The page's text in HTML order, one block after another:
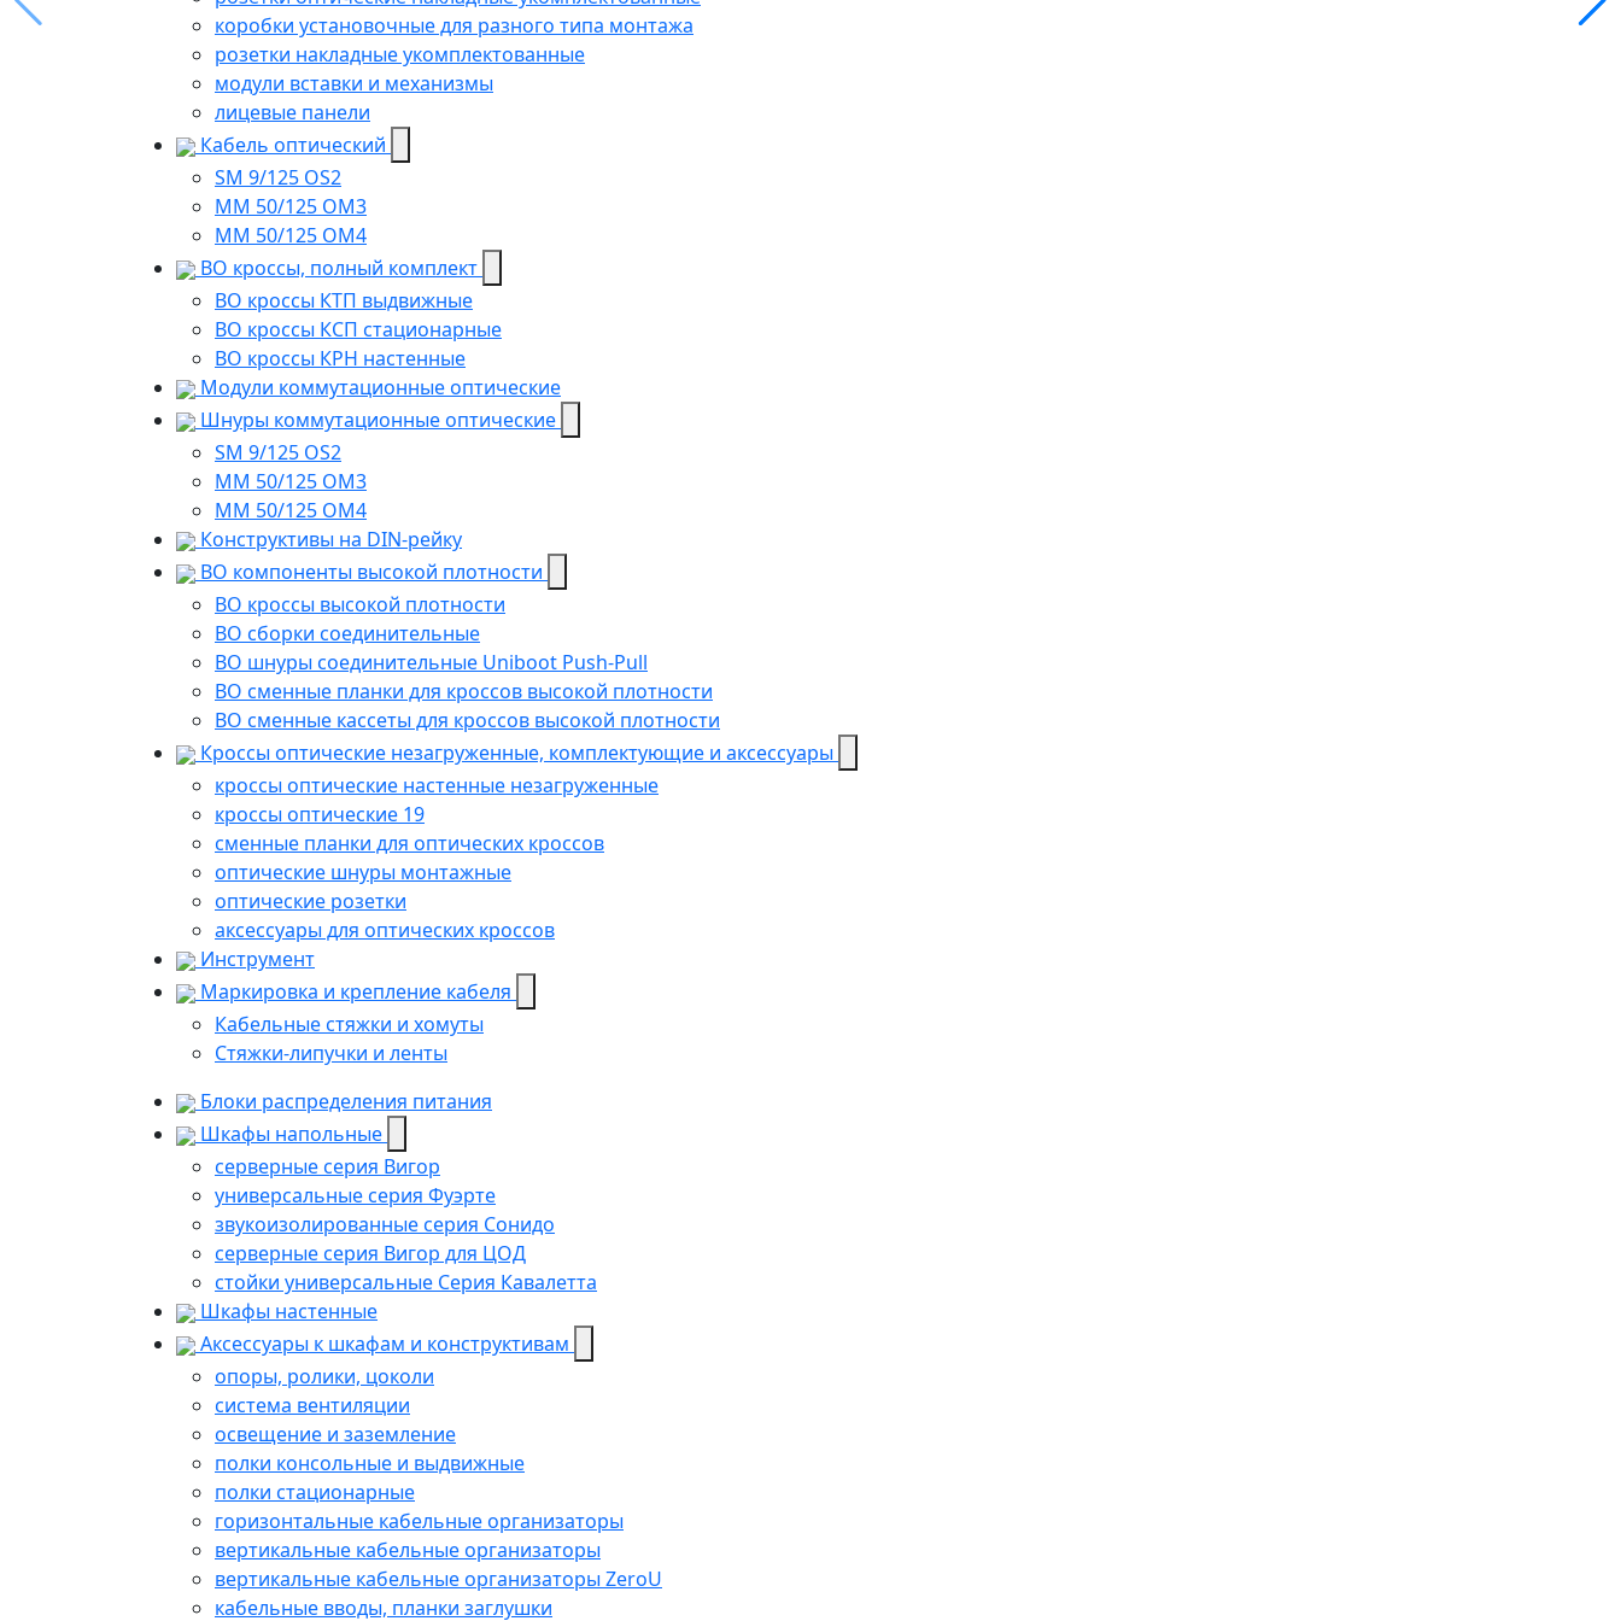
коробки установочные для разного типа монтажа
розетки накладные укомплектованные
модули вставки и механизмы
лицевые панели
Кабель оптический
SM 9/125 OS2
MM 50/125 OM3
MM 50/125 OM4
ВО кроссы, полный комплект
ВО кроссы КТП выдвижные
ВО кроссы КСП стационарные
ВО кроссы КРН настенные
Модули коммутационные оптические
Шнуры коммутационные оптические
SM 9/125 OS2
MM 50/125 OM3
MM 50/125 OM4
Конструктивы на DIN-рейку
ВО компоненты высокой плотности
ВО кроссы высокой плотности
ВО сборки соединительные
ВО шнуры соединительные Uniboot Push-Pull
ВО сменные планки для кроссов высокой плотности
ВО сменные кассеты для кроссов высокой плотности
Кроссы оптические незагруженные, комплектующие и аксессуары
кроссы оптические настенные незагруженные
кроссы оптические 19
сменные планки для оптических кроссов
оптические шнуры монтажные
оптические розетки
аксессуары для оптических кроссов
Инструмент
Маркировка и крепление кабеля
Кабельные стяжки и хомуты
Стяжки-липучки и ленты
Блоки распределения питания
Шкафы напольные
серверные серия Вигор
универсальные серия Фуэрте
звукоизолированные серия Сонидо
серверные серия Вигор для ЦОД
стойки универсальные Серия Кавалетта
Шкафы настенные
Аксессуары к шкафам и конструктивам
опоры, ролики, цоколи
cистема вентиляции
освещение и заземление
полки консольные и выдвижные
полки стационарные
горизонтальные кабельные организаторы
вертикальные кабельные организаторы
вертикальные кабельные организаторы ZeroU
кабельные вводы, планки заглушки